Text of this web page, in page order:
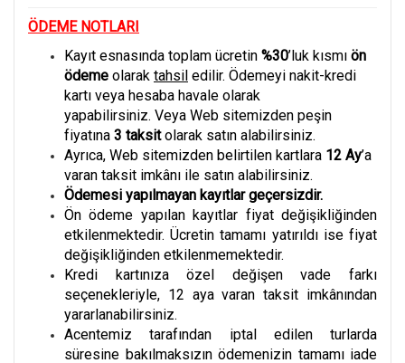
ÖDEME NOTLARI
Kayıt esnasında toplam ücretin %30’luk kısmı ön
ödeme olarak tahsil edilir. Ödemeyi nakit-kredi
kartı veya hesaba havale olarak
yapabilirsiniz. Veya Web sitemizden peşin
fiyatına 3 taksitolarak satın alabilirsiniz.
Ayrıca, Web sitemizden belirtilen kartlara 12 Ay’a
varan taksit imkânı ile satın alabilirsiniz.
Ödemesi yapılmayan kayıtlar geçersizdir.
Ön ödeme yapılan kayıtlar fiyat değişikliğinden
etkilenmektedir. Ücretin tamamı yatırıldı ise fiyat
değişikliğinden etkilenmemektedir.
Kredi kartınıza özel değişen vade farkı
seçenekleriyle, 12 aya varan taksit imkânından
yararlanabilirsiniz.
Acentemiz tarafından iptal edilen turlarda
süresine bakılmaksızın ödemenizin tamamı iade